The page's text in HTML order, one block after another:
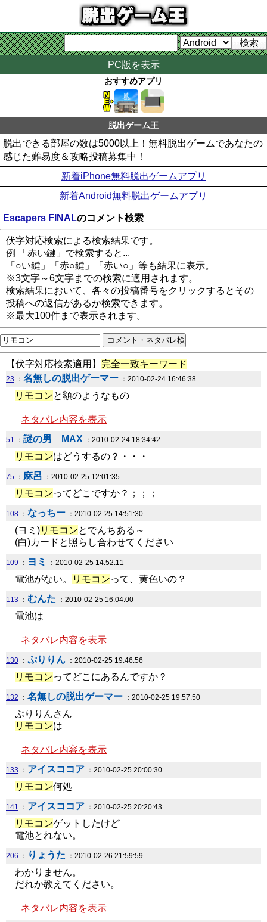
PC版を表示
おすすめアプリ
脱出ゲーム王
脱出できる部屋の数は5000以上！無料脱出ゲームであなたの
感じた難易度＆攻略投稿募集中！
新着iPhone無料脱出ゲームアプリ
新着Android無料脱出ゲームアプリ
Escapers FINALのコメント検索
伏字対応検索による検索結果です。
例 「赤い鍵」で検索すると...
「○い鍵」「赤○鍵」「赤い○」等も結果に表示。
※3文字～6文字までの検索に適用されます。
検索結果において、各々の投稿番号をクリックするとその
投稿への返信があるか検索できます。
※最大100件まで表示されます。
【伏字対応検索適用】 完全一致キーワード
23 ： 名無しの脱出ゲーマー ：2010-02-24 16:46:38
リモコンと額のようなもの
ネタバレ内容を表示
51 ： 謎の男 MAX ：2010-02-24 18:34:42
リモコンはどうするの？・・・
75 ： 麻呂 ：2010-02-25 12:01:35
リモコンってどこですか？；；；
108 ： なっちー ：2010-02-25 14:51:30
(ヨミ)リモコンとでんちある～
(白)カードと照らし合わせてください
109 ： ヨミ ：2010-02-25 14:52:11
電池がない。 リモコンって、黄色いの？
113 ： むんた ：2010-02-25 16:04:00
電池は
ネタバレ内容を表示
130 ： ぷりりん ：2010-02-25 19:46:56
リモコンってどこにあるんですか？
132 ： 名無しの脱出ゲーマー ：2010-02-25 19:57:50
ぷりりんさん
リモコンは
ネタバレ内容を表示
133 ： アイスココア ：2010-02-25 20:00:30
リモコン何処
141 ： アイスココア ：2010-02-25 20:20:43
リモコンゲットしたけど
電池とれない。
206 ： りょうた ：2010-02-26 21:59:59
わかりません。
だれか教えてください。
ネタバレ内容を表示